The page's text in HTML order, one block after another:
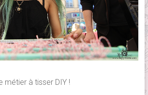
métier à tisser DIY !